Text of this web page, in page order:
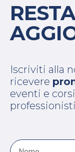
RESTA
Iscriviti alla
ricevere
eventi e